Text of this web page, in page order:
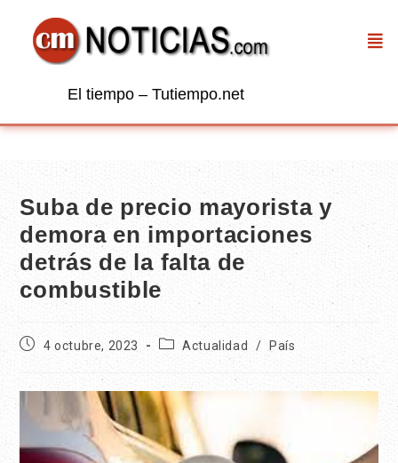
El tiempo – Tutiempo.net
Suba de precio mayorista y
demora en importaciones
detrás de la falta de
combustible
4 octubre, 2023 Actualidad / País